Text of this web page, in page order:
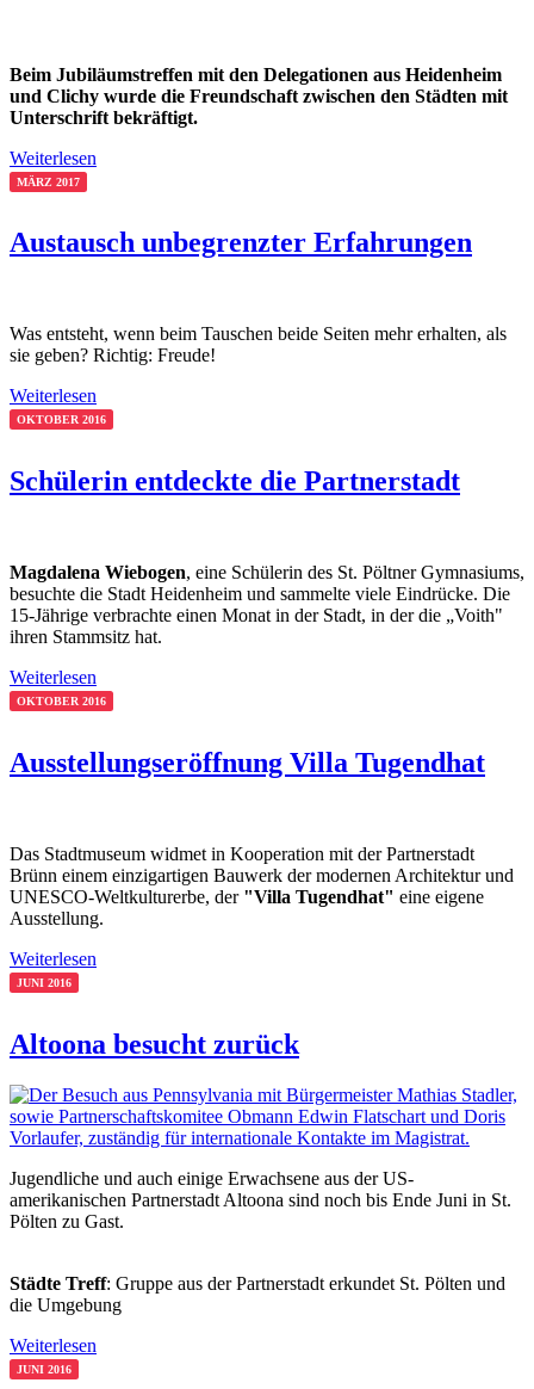
Beim Jubiläumstreffen mit den Delegationen aus Heidenheim
und Clichy wurde die Freundschaft zwischen den Städten mit
Unterschrift bekräftigt.
Weiterlesen
MÄRZ 2017
Austausch unbegrenzter Erfahrungen
Was entsteht, wenn beim Tauschen beide Seiten mehr erhalten, als
sie geben? Richtig: Freude!
Weiterlesen
OKTOBER 2016
Schülerin entdeckte die Partnerstadt
Magdalena Wiebogen, eine Schülerin des St. Pöltner Gymnasiums,
besuchte die Stadt Heidenheim und sammelte viele Eindrücke. Die
15-Jährige verbrachte einen Monat in der Stadt, in der die „Voith"
ihren Stammsitz hat.
Weiterlesen
OKTOBER 2016
Ausstellungseröffnung Villa Tugendhat
Das Stadtmuseum widmet in Kooperation mit der Partnerstadt
Brünn einem einzigartigen Bauwerk der modernen Architektur und
UNESCO-Weltkulturerbe, der "Villa Tugendhat" eine eigene
Ausstellung.
Weiterlesen
JUNI 2016
Altoona besucht zurück
Jugendliche und auch einige Erwachsene aus der US-
amerikanischen Partnerstadt Altoona sind noch bis Ende Juni in St.
Pölten zu Gast.
Städte Treff: Gruppe aus der Partnerstadt erkundet St. Pölten und
die Umgebung
Weiterlesen
JUNI 2016